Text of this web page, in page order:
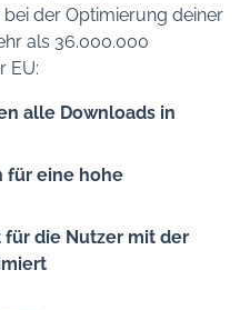
der Optimierung deiner
als 36.000.000
EU:
alle Downloads in
für eine hohe
für die Nutzer mit der